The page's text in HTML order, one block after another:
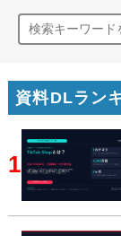
資料DLラン
1